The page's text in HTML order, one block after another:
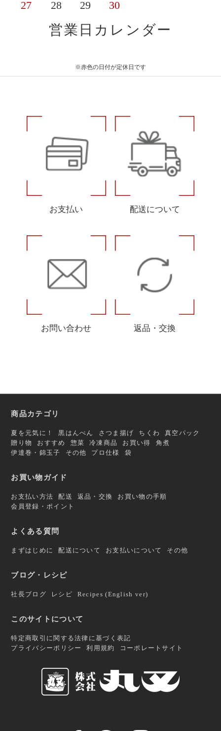
27 28 29 30
営業日カレンダー
※赤色の日付が定休日です
お支払い 配送について
お問い合わせ 返品・交換
商品カテゴリ
夏を元気に！ 黒はんぺん さつま揚げ ちくわ
真空パック
贈り物
おすすめ 惣菜 冷凍商品 お買い得
角煮
伊達巻・錦玉子
その他 プロ仕様 袋
お買い物ガイド
お支払い方法 配送 返品・交換
お買い物の手順
会員登録・ポイント
よくある質問
まずはじめに 配送について お支払いについて その他
ブログ・レシピ
社長ブログ レシピ Recipes (English ver)
このサイトについて
特定商取引に関する法律に基づく表記
プライバシーポリシー
利用規約 コーポレートサイト